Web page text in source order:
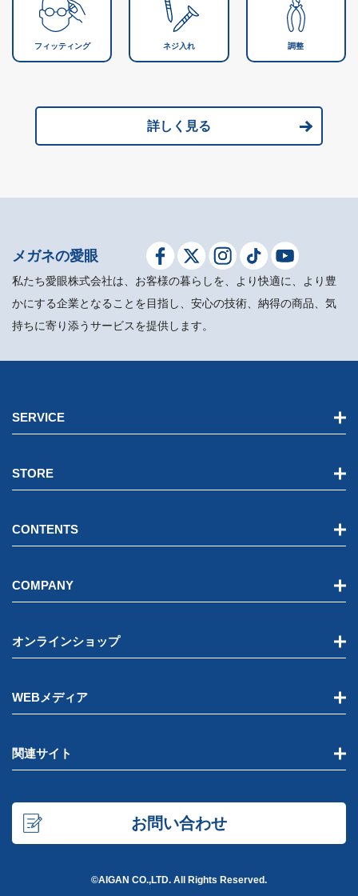
フィッティング ネジ入れ 調整
詳しく見る
メガネの愛眼
私たち愛眼株式会社は、お客様の暮らしを、より快適に、より豊
かにする企業となることを目指し、安心の技術、納得の商品、気
持ちに寄り添うサービスを提供します。
SERVICE
STORE
CONTENTS
COMPANY
オンラインショップ
WEBメディア
関連サイト
お問い合わせ
©AIGAN CO.,LTD. All Rights Reserved.